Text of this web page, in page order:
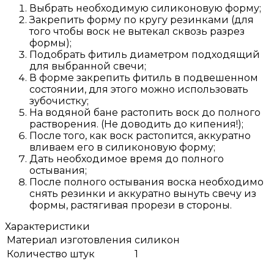
Выбрать необходимую силиконовую форму;
Закрепить форму по кругу резинками (для
того чтобы воск не вытекал сквозь разрез
формы);
Подобрать фитиль диаметром подходящий
для выбранной свечи;
В форме закрепить фитиль в подвешенном
состоянии, для этого можно использовать
зубочистку;
На водяной бане растопить воск до полного
растворения. (Не доводить до кипения!);
После того, как воск растопится, аккуратно
вливаем его в силиконовую форму;
Дать необходимое время до полного
остывания;
После полного остывания воска необходимо
снять резинки и аккуратно вынуть свечу из
формы, растягивая прорези в стороны.
Характеристики
Материал изготовления силикон
Количество штук
1